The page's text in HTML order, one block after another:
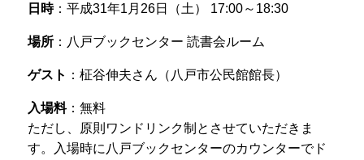
日時：平成31年1月26日（土） 17:00～18:30
場所：八戸ブックセンター 読書会ルーム
ゲスト ：柾谷伸夫さん（八戸市公民館館長）
入場料：無料
ただし、原則ワンドリンク制とさせていただきま
す。入場時に八戸ブックセンターのカウンターでド